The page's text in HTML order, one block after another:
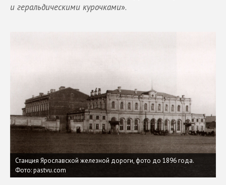
и геральдическими курочками».
Станция Ярославской железной дороги, фото до 1896 года.
Фото: pastvu.com